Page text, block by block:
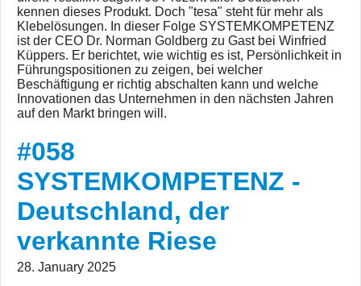
kennen dieses Produkt. Doch "tesa" steht für mehr als
Klebelösungen. In dieser Folge SYSTEMKOMPETENZ
ist der CEO Dr. Norman Goldberg zu Gast bei Winfried
Küppers. Er berichtet, wie wichtig es ist, Persönlichkeit in
Führungspositionen zu zeigen, bei welcher
Beschäftigung er richtig abschalten kann und welche
Innovationen das Unternehmen in den nächsten Jahren
auf den Markt bringen will.
#058
SYSTEMKOMPETENZ -
Deutschland, der
verkannte Riese
28. January 2025